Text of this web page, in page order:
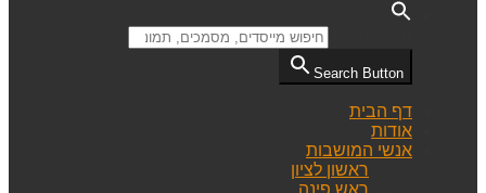
Search Button
דף הבית
אודות
אנשי המושבות
ראשון לציון
ראש פינה